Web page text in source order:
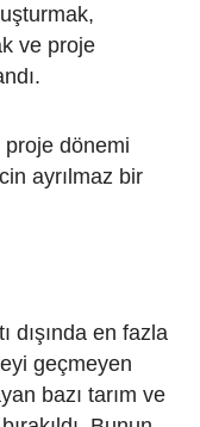
ve proje
proje dönemi
ayrılmaz bir
dışında en fazla
geçmeyen
bazı tarım ve